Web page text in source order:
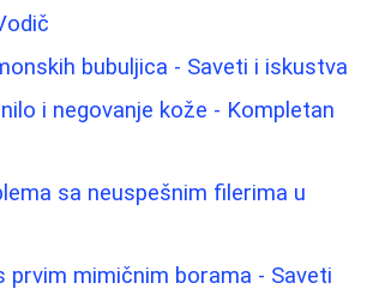
bubuljica - Saveti i iskustva
i negovanje kože - Kompletan
sa neuspešnim filerima u
prvim mimičnim borama - Saveti